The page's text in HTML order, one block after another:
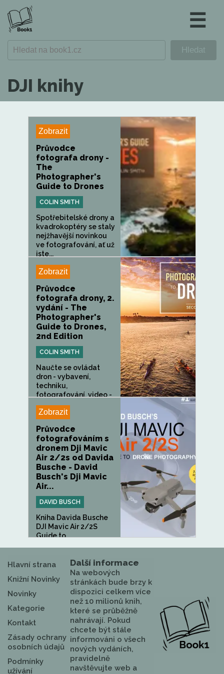
☰
DJI knihy
Zobrazit
Průvodce
fotografa drony -
The
Photographer's
Guide to Drones
COLIN SMITH
Spotřebitelské drony a
kvadrokoptéry se staly
nejžhavější novinkou
ve fotografování, ať už
jste...
Zobrazit
Průvodce
fotografa drony, 2.
vydání - The
Photographer's
Guide to Drones,
2nd Edition
COLIN SMITH
Naučte se ovládat
dron - vybavení,
techniku,
fotografování, video -
a...
Zobrazit
Průvodce
fotografováním s
dronem Dji Mavic
Air 2/2s od Davida
Busche - David
Busch's Dji Mavic
Air...
DAVID BUSCH
Kniha Davida Busche
DJI Mavic Air 2/2S
Guide to...
Hlavní strana
Knižní Novinky
Novinky
Kategorie
Kontakt
Zásady ochrany
osobních údajů
Podmínky
užívání
Další informace
Na webových
stránkách bude brzy k
dispozici celkem více
než 10 milionů knih,
které se průběžně
nahrávají. Pokud
chcete být stále
informováni o všech
nových vydáních,
pravidelně
navštěvujte web a